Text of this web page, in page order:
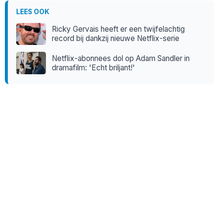
LEES OOK
Ricky Gervais heeft er een twijfelachtig
record bij dankzij nieuwe Netflix-serie
Netflix-abonnees dol op Adam Sandler in
dramafilm: 'Echt briljant!'